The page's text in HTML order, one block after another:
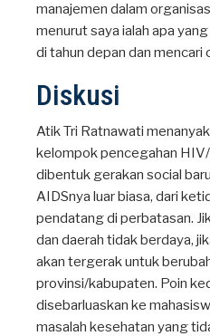
manajemen dalam
menurut saya ialah apa
di tahun depan dan mencari
Diskusi
Atik Tri Ratnawati
kelompok pencegahan
dibentuk gerakan social
AIDSnya luar biasa, dari
pendatang di perbatasan.
dan daerah tidak berdaya,
akan tergerak untuk
provinsi/kabupaten. Poin
disebarluaskan ke
masalah kesehatan yang